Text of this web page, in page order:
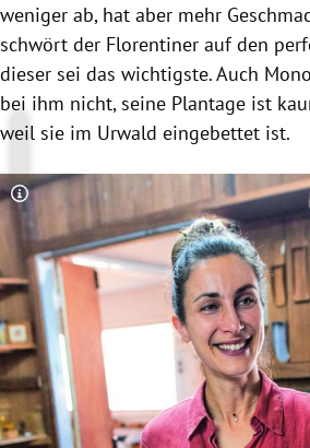
weniger ab, hat aber mehr
schwört der Florentiner auf den
dieser sei das wichtigste. Auch
bei ihm nicht, seine Plantage ist
weil sie im Urwald eingebettet ist.
Copyright-Hinweis öffnen/